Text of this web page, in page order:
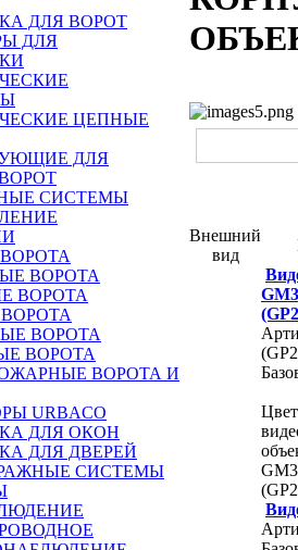
ДЛЯ ВОРОТ
ДЛЯ
ЦЕПНЫЕ
ДЛЯ
СИСТЕМЫ
ВОРОТА
ВОРОТА
ВОРОТА
ВОРОТА
ВОРОТА И
URBACO
ДЛЯ ОКОН
ДЛЯ ДВЕРЕЙ
СИСТЕМЫ
Внешний
вид